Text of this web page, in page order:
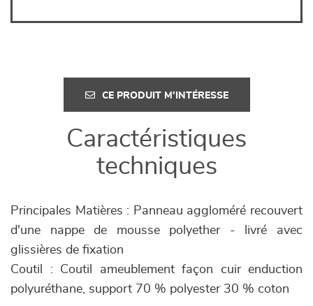
CE PRODUIT M'INTÉRESSE
Caractéristiques
techniques
Principales Matières : Panneau aggloméré recouvert
d'une nappe de mousse polyether - livré avec
glissières de fixation
Coutil : Coutil ameublement façon cuir enduction
polyuréthane, support 70 % polyester 30 % coton